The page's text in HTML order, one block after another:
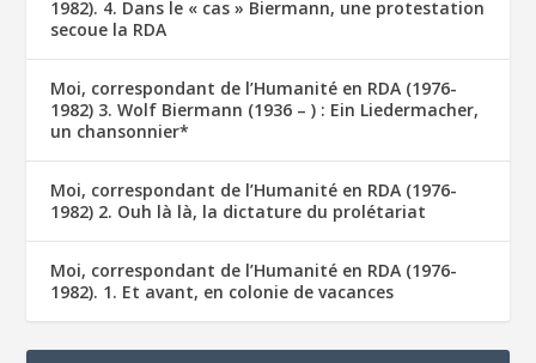
1982). 4. Dans le « cas » Biermann, une protestation
secoue la RDA
Moi, correspondant de l’Humanité en RDA (1976-
1982) 3. Wolf Biermann (1936 – ) : Ein Liedermacher,
un chansonnier*
Moi, correspondant de l’Humanité en RDA (1976-
1982) 2. Ouh là là, la dictature du prolétariat
Moi, correspondant de l’Humanité en RDA (1976-
1982). 1. Et avant, en colonie de vacances